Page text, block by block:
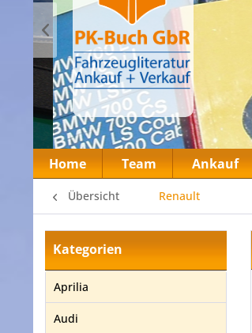
Home Team Ankauf
Übersicht Renault
Kategorien
Aprilia
Audi